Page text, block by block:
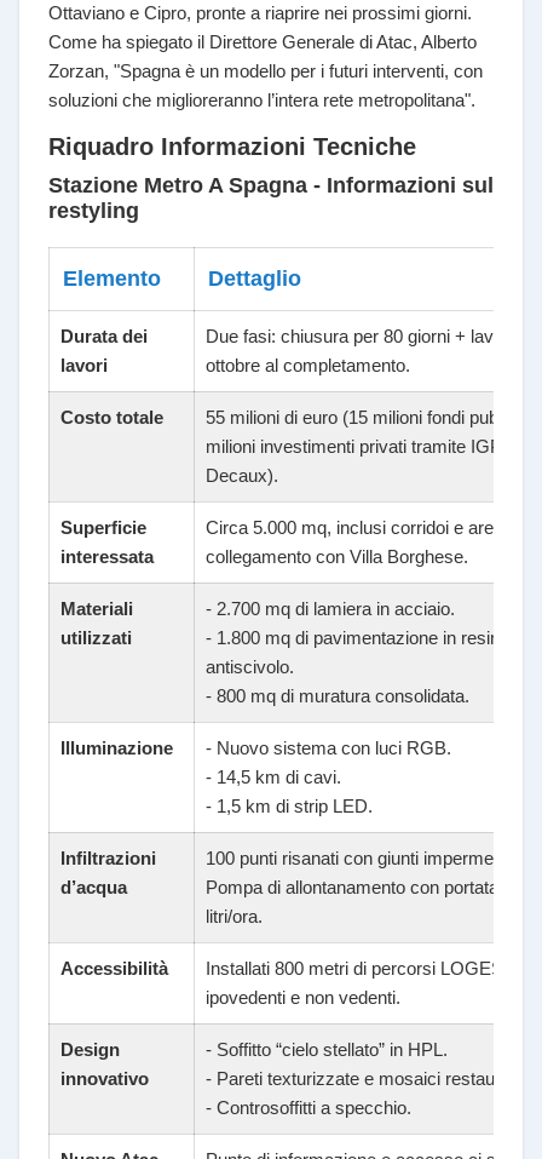
Ottaviano e Cipro, pronte a riaprire nei prossimi giorni.
Come ha spiegato il Direttore Generale di Atac, Alberto
Zorzan, "Spagna è un modello per i futuri interventi, con
soluzioni che miglioreranno l’intera rete metropolitana".
Riquadro Informazioni Tecniche
Stazione Metro A Spagna - Informazioni sul
restyling
Elemento Dettaglio
Durata dei
lavori
Due fasi: chiusura per 80 giorni + lavori
ottobre al completamento.
Costo totale
55 milioni di euro (15 milioni fondi pubblici,
milioni investimenti privati tramite IGP
Decaux).
Superficie
interessata
Circa 5.000 mq, inclusi corridoi e aree di
collegamento con Villa Borghese.
Materiali
utilizzati
- 2.700 mq di lamiera in acciaio.
- 1.800 mq di pavimentazione in resina
antiscivolo.
- 800 mq di muratura consolidata.
Illuminazione
- Nuovo sistema con luci RGB.
- 14,5 km di cavi.
- 1,5 km di strip LED.
Infiltrazioni
d’acqua
100 punti risanati con giunti impermeabili.
Pompa di allontanamento con portata di
litri/ora.
Accessibilità
Installati 800 metri di percorsi LOGES per
ipovedenti e non vedenti.
Design
innovativo
- Soffitto “cielo stellato” in HPL.
- Pareti texturizzate e mosaici restaurati.
- Controsoffitti a specchio.